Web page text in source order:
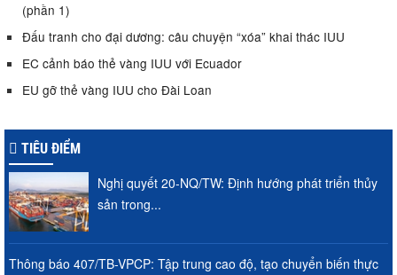
(phần 1)
Đấu tranh cho đại dương: câu chuyện “xóa” khai thác IUU
EC cảnh báo thẻ vàng IUU với Ecuador
EU gỡ thẻ vàng IUU cho Đài Loan
TIÊU ĐIỂM
Nghị quyết 20-NQ/TW: Định hướng phát triển thủy
sản trong...
Thông báo 407/TB-VPCP: Tập trung cao độ, tạo chuyển biến thực